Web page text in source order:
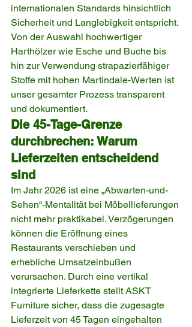
internationalen Standards hinsichtlich
Sicherheit und Langlebigkeit entspricht.
Von der Auswahl hochwertiger
Harthölzer wie Esche und Buche bis
hin zur Verwendung strapazierfähiger
Stoffe mit hohen Martindale-Werten ist
unser gesamter Prozess transparent
und dokumentiert.
Die 45-Tage-Grenze
durchbrechen: Warum
Lieferzeiten entscheidend
sind
Im Jahr 2026 ist eine „Abwarten-und-
Sehen“-Mentalität bei Möbellieferungen
nicht mehr praktikabel. Verzögerungen
können die Eröffnung eines
Restaurants verschieben und
erhebliche Umsatzeinbußen
verursachen. Durch eine vertikal
integrierte Lieferkette stellt ASKT
Furniture sicher, dass die zugesagte
Lieferzeit von 45 Tagen eingehalten